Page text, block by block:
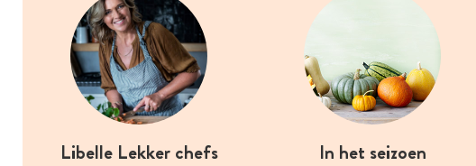
Libelle Lekker chefs In het seizoen